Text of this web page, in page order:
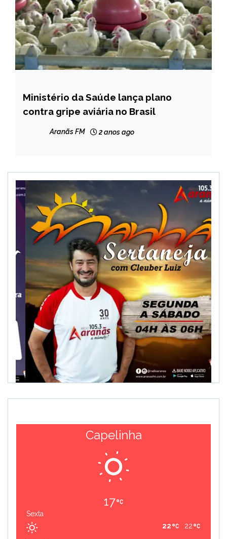
BRASIL
Ministério da Saúde lança plano
contra gripe aviária no Brasil
Aranãs FM 2 anos ago
Capelinha
17
Sexta
22
22